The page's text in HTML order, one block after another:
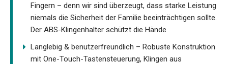
Fingern – denn wir sind überzeugt, dass starke Leistung
niemals die Sicherheit der Familie beeinträchtigen sollte.
Der ABS-Klingenhalter schützt die Hände
Langlebig & benutzerfreundlich – Robuste Konstruktion
mit One-Touch-Tastensteuerung, Klingen aus